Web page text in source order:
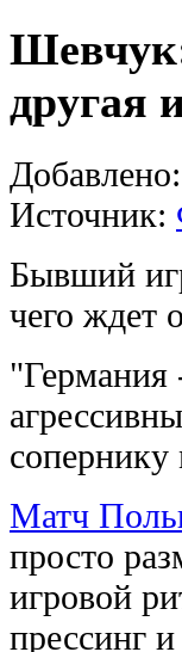
другая
Добавлено:
Источник:
Бывший
чего ждет
"Германия
сопернику
Матч
просто
игровой
прессинг